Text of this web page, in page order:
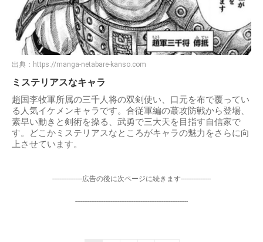
出典： https://manga-netabare-kanso.com
ミステリアスなキャラ
趙国李牧軍所属の三千人将の双剣使い、口元を布で覆ってい
る人気イケメンキャラです。合従軍編の蕞攻防戦から登場、
素早い動きと剣術を操る、武勇で三大天を目指す自信家で
す。どこかミステリアスなところがキャラの魅力をさらに向
上させています。
-----------------広告の後に次ページに続きます-----------------
----------------------------------------------------------------